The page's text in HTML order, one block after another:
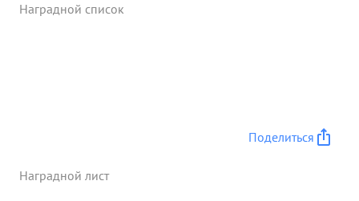
Наградной список
Поделиться
Наградной лист